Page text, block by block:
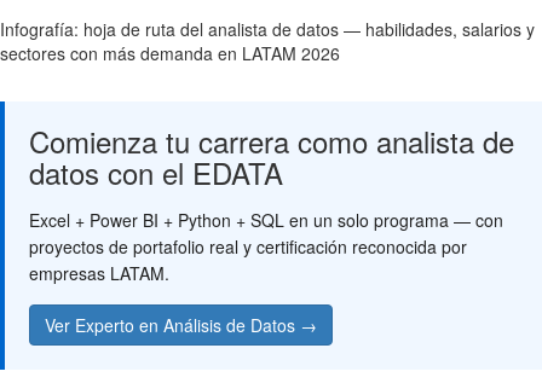
Infografía: hoja de ruta del analista de datos — habilidades, salarios y
sectores con más demanda en LATAM 2026
Comienza tu carrera como analista de
datos con el EDATA
Excel + Power BI + Python + SQL en un solo programa — con
proyectos de portafolio real y certificación reconocida por
empresas LATAM.
Ver Experto en Análisis de Datos →